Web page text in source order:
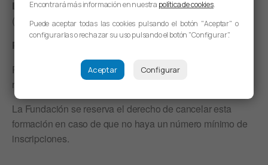
Lugar de impartición del curso:Klammer WorkSpaces
(C/Arcadio María Larraona, 1 – 2ª Planta – Pamplona)
Precio de Inscripción :
Para formalizar el pago, una vez realizada la inscripción,
recibirá las indicaciones necesarias.
La Fundación se reserva el derecho de cancelar esta
formación en caso de que no haya un número mínimo de
inscripciones.
Encontrará más información en nuestra política de cookies.
Puede aceptar todas las cookies pulsando el botón "Aceptar" o
configurarlas o rechazar su uso pulsando el botón "Configurar".
Aceptar Configurar